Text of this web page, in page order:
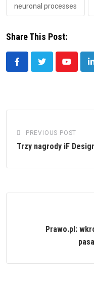
neuronal processes
Share This Post:
Youtube
PREVIOUS POST
Trzy nagrody iF
Prawo.pl: